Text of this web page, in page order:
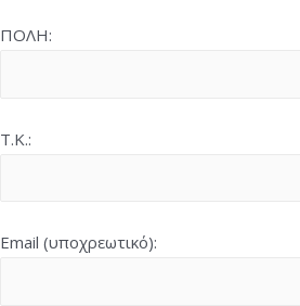
ΠΟΛΗ:
Τ.Κ.:
Email (υποχρεωτικό):